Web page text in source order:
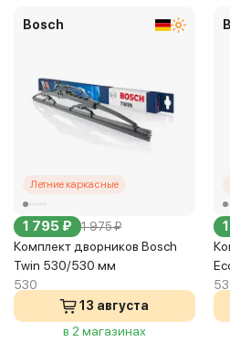
Bosch
Летние каркасные
1 795 ₽ 1 975 ₽
Комплект дворников Bosch
Twin 530/530 мм
530
13 августа
в 2 магазинах